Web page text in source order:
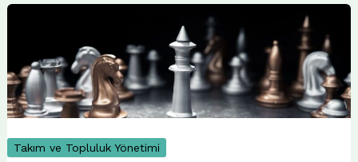
Takım ve Topluluk Yönetimi